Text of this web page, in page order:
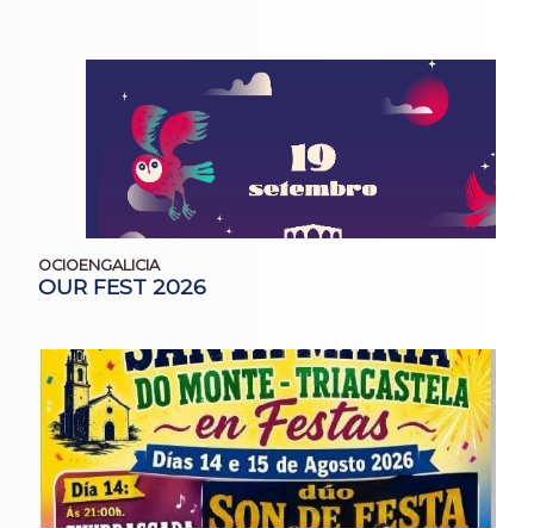
OCIOENGALICIA
OUR FEST 2026